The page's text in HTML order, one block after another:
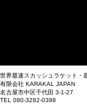
世界最速スカッシュラケット・
有限会社 KARAKAL JAPAN
名古屋市中区千代田 3-1-27
TEL 080-3282-0398